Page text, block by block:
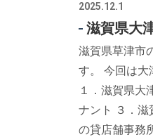
2025.12.1
滋賀県大
滋賀県草津市
す。 今回は大
１．滋賀県
ナント ３．
の貸店舗事務